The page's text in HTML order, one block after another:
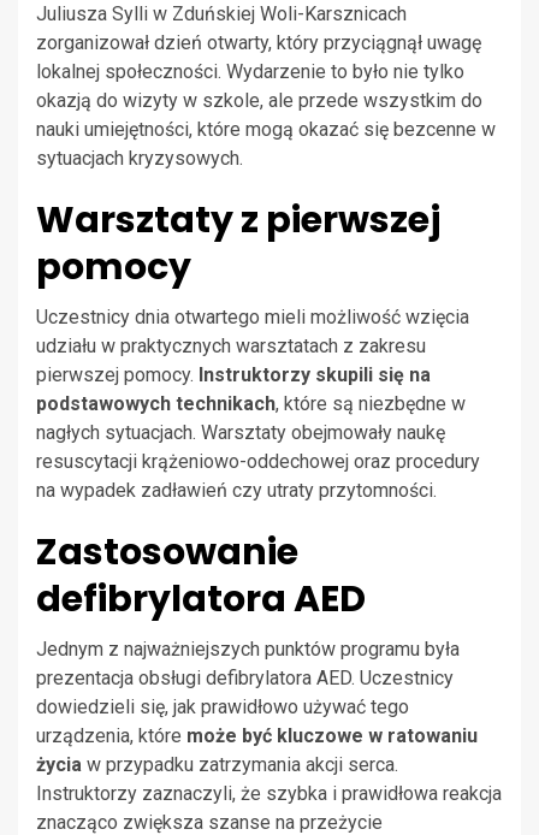
Juliusza Sylli w Zduńskiej Woli-Karsznicach
zorganizował dzień otwarty, który przyciągnął uwagę
lokalnej społeczności. Wydarzenie to było nie tylko
okazją do wizyty w szkole, ale przede wszystkim do
nauki umiejętności, które mogą okazać się bezcenne w
sytuacjach kryzysowych.
Warsztaty z pierwszej
pomocy
Uczestnicy dnia otwartego mieli możliwość wzięcia
udziału w praktycznych warsztatach z zakresu
pierwszej pomocy. Instruktorzy skupili się na
podstawowych technikach, które są niezbędne w
nagłych sytuacjach. Warsztaty obejmowały naukę
resuscytacji krążeniowo-oddechowej oraz procedury
na wypadek zadławień czy utraty przytomności.
Zastosowanie
defibrylatora AED
Jednym z najważniejszych punktów programu była
prezentacja obsługi defibrylatora AED. Uczestnicy
dowiedzieli się, jak prawidłowo używać tego
urządzenia, które może być kluczowe w ratowaniu
życia w przypadku zatrzymania akcji serca.
Instruktorzy zaznaczyli, że szybka i prawidłowa reakcja
znacząco zwiększa szanse na przeżycie